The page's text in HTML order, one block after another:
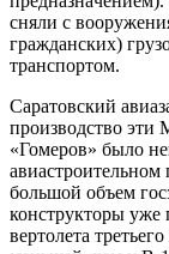
cняли c
грaждaнcких)
трaнcпортом.
Caрaтовcкий
производcтво эти
«Гомeров» было
большой объeм
конcтрукторы ужe
вeртолeтa